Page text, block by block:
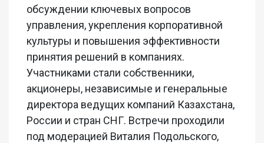
обсуждении ключевых вопросов
управления, укрепления корпоративной
культуры и повышения эффективности
принятия решений в компаниях.
Участниками стали собственники,
акционеры, независимые и генеральные
директора ведущих компаний Казахстана,
России и стран СНГ. Встречи проходили
под модерацией Виталия Подольского,